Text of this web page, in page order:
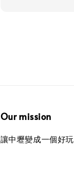
Our mission
讓中壢變成一個好玩